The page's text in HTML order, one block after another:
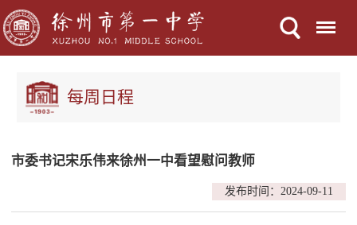
每周日程
市委书记宋乐伟来徐州一中看望慰问教师
发布时间：2024-09-11